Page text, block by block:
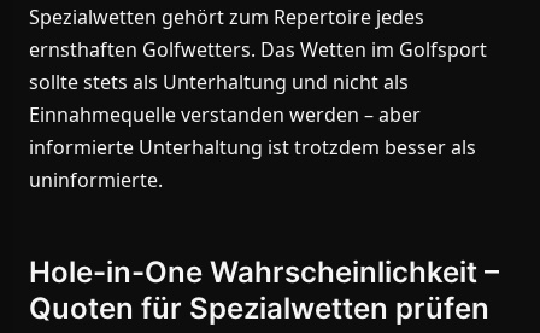
Spezialwetten gehört zum Repertoire jedes
ernsthaften Golfwetters. Das Wetten im Golfsport
sollte stets als Unterhaltung und nicht als
Einnahmequelle verstanden werden – aber
informierte Unterhaltung ist trotzdem besser als
uninformierte.
Hole-in-One Wahrscheinlichkeit –
Quoten für Spezialwetten prüfen